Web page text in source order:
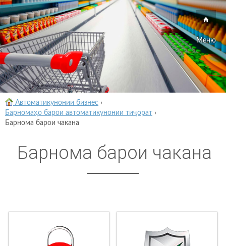
Меню
Автоматикунонии бизнес ›
Барномаҳо барои автоматикунонии тиҷорат ›
Барнома барои чакана
Барнома барои чакана